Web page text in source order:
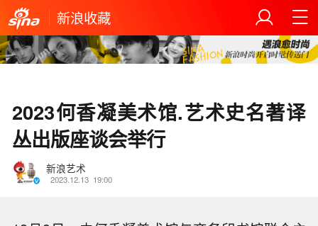
新浪收藏
2023何香凝美术馆.艺术史名著译
丛出版座谈会举行
新浪艺术
2023.12.13 19:00